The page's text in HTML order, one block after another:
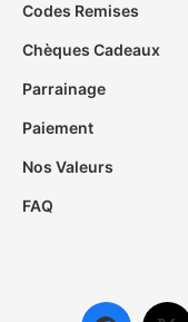
Codes Remises
Chèques Cadeaux
Parrainage
Paiement
Nos Valeurs
FAQ